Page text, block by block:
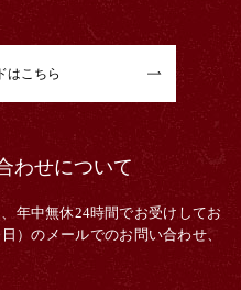
はこちら
わせについて
年中無休24時間でお受けしてお
）のメールでのお問い合わせ、